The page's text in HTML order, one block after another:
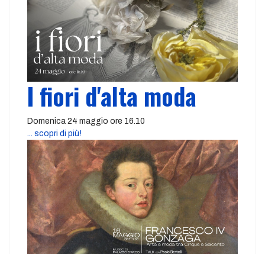
I fiori d'alta moda
Domenica 24 maggio ore 16.10
... scopri di più!